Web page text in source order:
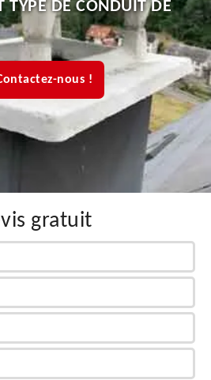
TYPE DE CONDUIT DE
nous !
gratuit